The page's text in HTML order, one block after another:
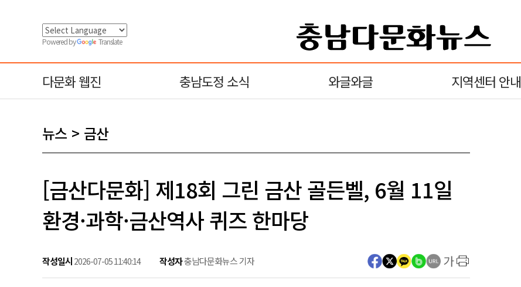
Powered by Translate
다문화 웹진 충남도정 소식 와글와글 지역센터 안내
뉴스 금산
[금산다문화] 제18회 그린 금산 골든벨, 6월 11일
환경·과학·금산역사 퀴즈 한마당
작성일시 2026-07-05 11:40:14 작성자충남다문화뉴스 기자 가